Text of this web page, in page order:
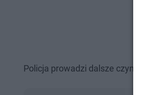
Policja prowadzi dalsze